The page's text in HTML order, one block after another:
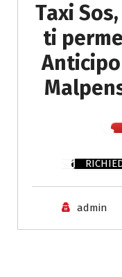
Taxi
ti
admin